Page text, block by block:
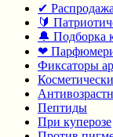
✔ Распродажа
🔰
🔔 Подборка
❤
Фиксаторы
Пептиды
При куперозе